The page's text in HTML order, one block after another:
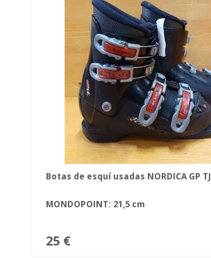
Botas de esquí usadas NORDICA GP TJ
MONDOPOINT: 21,5 cm
25 €